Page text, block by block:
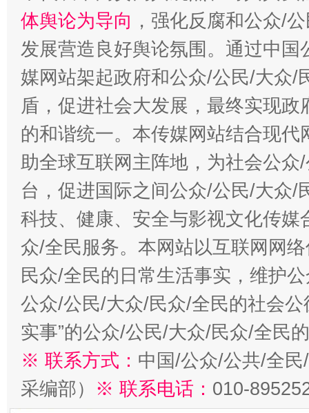
体舆论为导向 ，强化反腐和公众/
发展营造良好舆论氛围。通过中
媒网站架起政府和公众/公民/大众/
盾，促进社会大发展，最终实现
的和谐统一。本传媒网站结合现
助全球互联网主阵地，为社会公
台，促进国际之间公众/公民/大众/
科技、健康、安全与影视文化传
众/全民服务。本网站以互联网网
民众/全民的日常生活事实，维护
公众/公民/大众/民众/全民的社会公
实事”的公众/公民/大众/民众/全民
※ 联系方式： 中国/公众/公共/全
采编部） ※ 联系电话： 010-